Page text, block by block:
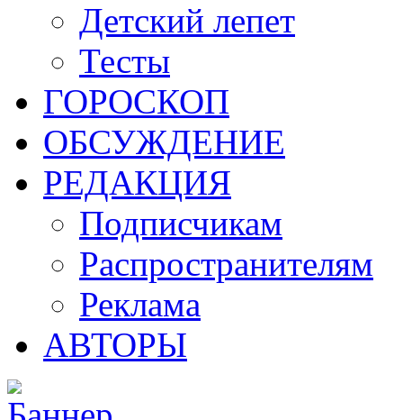
Детский лепет
Тесты
ГОРОСКОП
ОБСУЖДЕНИЕ
РЕДАКЦИЯ
Подписчикам
Распространителям
Реклама
АВТОРЫ